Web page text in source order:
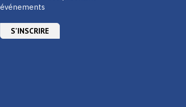
événements
S'INSCRIRE